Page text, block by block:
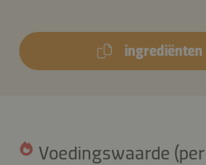
Voedingswaarde